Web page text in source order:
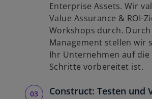
Enterprise Assets. Wir
Value Assurance & ROI-
Workshops durch. Durch
Management stellen wir
Ihr Unternehmen auf die
Schritte vorbereitet ist.
Construct: Testen und